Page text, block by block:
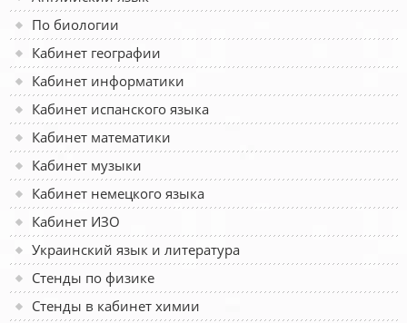
По биологии
Кабинет географии
Кабинет информатики
Кабинет испанского языка
Кабинет математики
Кабинет музыки
Кабинет немецкого языка
Кабинет ИЗО
Украинский язык и литература
Стенды по физике
Стенды в кабинет химии